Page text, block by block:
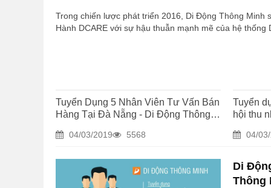
Trong chiến lược phát triển 2016, Di Động Thông Minh
Hành DCARE với sự hậu thuẫn mạnh mẽ của hệ
Tuyển Dụng 5 Nhân Viên Tư Vấn Bán
Hàng Tại Đà Nẵng - Di Động Thông
04/03/2019 5568
Tuyển
hội thu
04/
Di
Thông